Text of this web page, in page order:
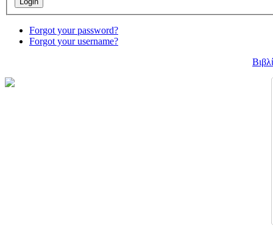
Forgot your password?
Forgot your username?